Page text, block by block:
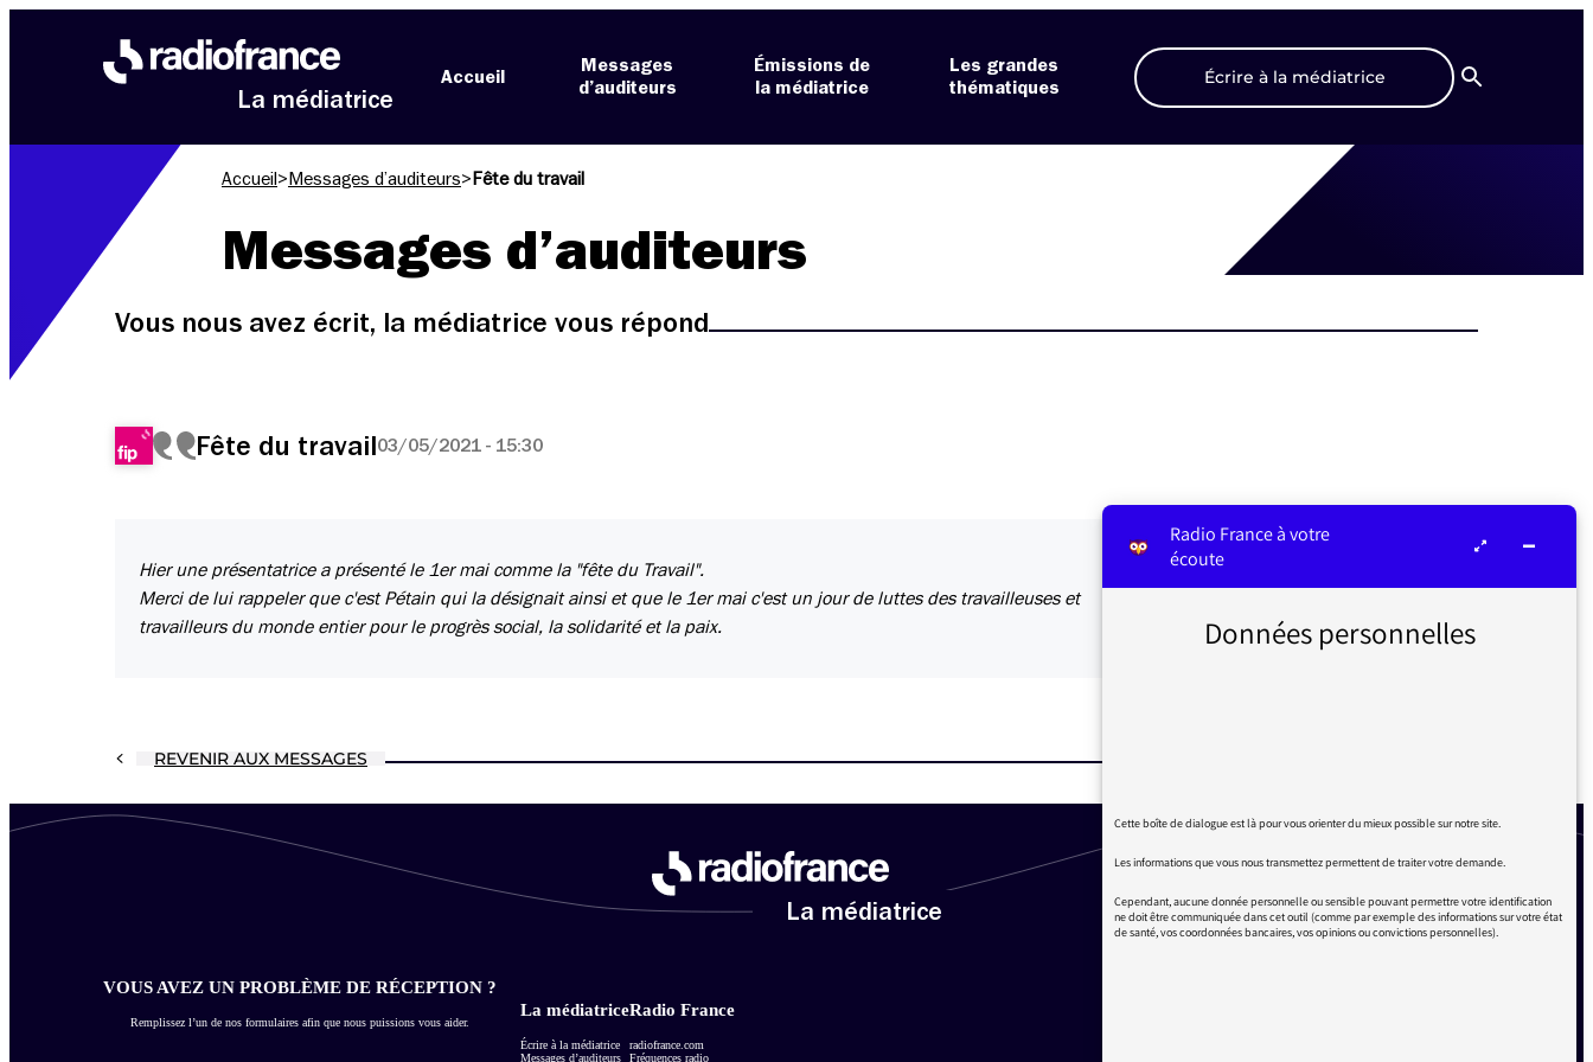
La médiatrice
Accueil
Messages
d’auditeurs
Émissions de
la médiatrice
Les grandes
thématiques
Écrire à la médiatrice
Recherche
Accueil > Messages d’auditeurs> Fête du travail
Messages d’auditeurs
Vous nous avez écrit, la médiatrice vous répond
Fête du travail03/05/2021 - 15:30
Hier une présentatrice a présenté le 1er mai comme la "fête du Travail".
Merci de lui rappeler que c'est Pétain qui la désignait ainsi et que le 1er mai c'est un jour de luttes des travailleuses et
travailleurs du monde entier pour le progrès social, la solidarité et la paix.
REVENIR AUX MESSAGES
La médiatrice
VOUS AVEZ UN PROBLÈME DE RÉCEPTION ?
Remplissez l’un de nos formulaires afin que nous puissions vous aider.
La médiatrice
Écrire à la médiatrice
Messages d’auditeurs
Radio France
radiofrance.com
Fréquences radio
Radio France à votre
écoute
Données personnelles
Cette boîte de dialogue est là pour vous orienter du mieux possible sur notre site.
Les informations que vous nous transmettez permettent de traiter votre demande.
Cependant, aucune donnée personnelle ou sensible pouvant permettre votre identification
ne doit être communiquée dans cet outil (comme par exemple des informations sur votre état
de santé, vos coordonnées bancaires, vos opinions ou convictions personnelles).